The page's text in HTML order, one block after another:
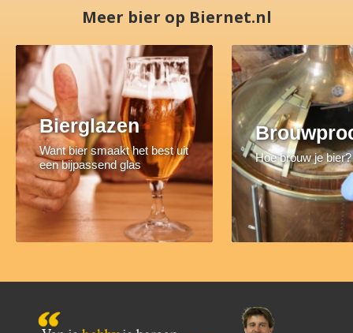
Meer bier op Biernet.nl
Bierglazen
Want bier smaakt het best uit
een bijpassend glas
Hoe brouw je bier?